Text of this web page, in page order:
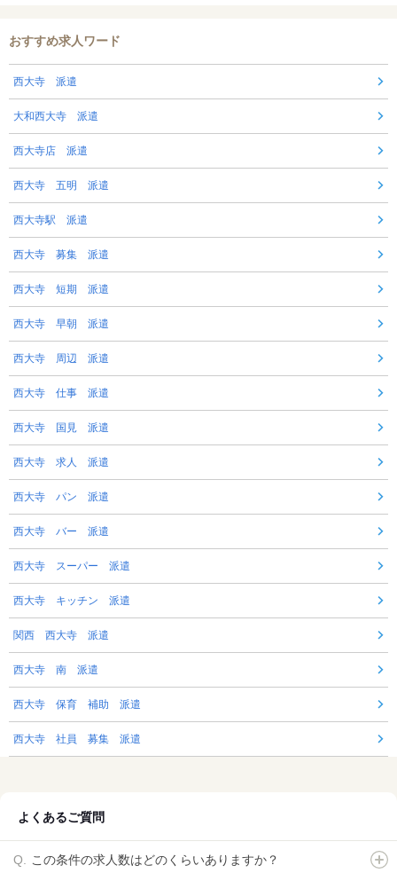
おすすめ求人ワード
西大寺 派遣
大和西大寺 派遣
西大寺店 派遣
西大寺 五明 派遣
西大寺駅 派遣
西大寺 募集 派遣
西大寺 短期 派遣
西大寺 早朝 派遣
西大寺 周辺 派遣
西大寺 仕事 派遣
西大寺 国見 派遣
西大寺 求人 派遣
西大寺 パン 派遣
西大寺 バー 派遣
西大寺 スーパー 派遣
西大寺 キッチン 派遣
関西 西大寺 派遣
西大寺 南 派遣
西大寺 保育 補助 派遣
西大寺 社員 募集 派遣
よくあるご質問
この条件の求人数はどのくらいありますか？